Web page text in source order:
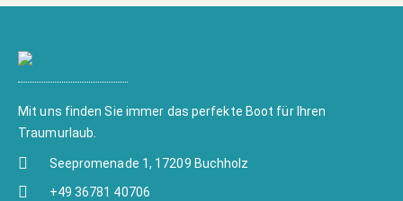
Mit uns finden Sie immer das perfekte Boot für Ihren
Traumurlaub.
Seepromenade 1, 17209 Buchholz
+49 36781 40706